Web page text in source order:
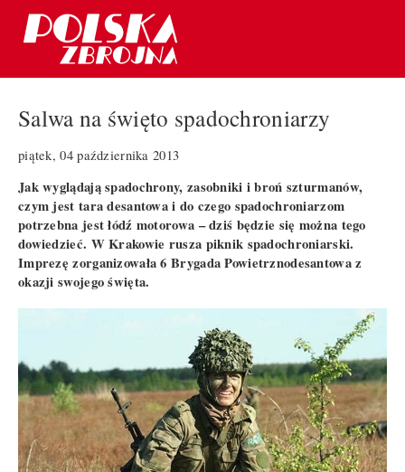
Salwa na święto spadochroniarzy
piątek, 04 października 2013
Jak wyglądają spadochrony, zasobniki i broń szturmanów,
czym jest tara desantowa i do czego spadochroniarzom
potrzebna jest łódź motorowa – dziś będzie się można tego
dowiedzieć. W Krakowie rusza piknik spadochroniarski.
Imprezę zorganizowała 6 Brygada Powietrznodesantowa z
okazji swojego święta.